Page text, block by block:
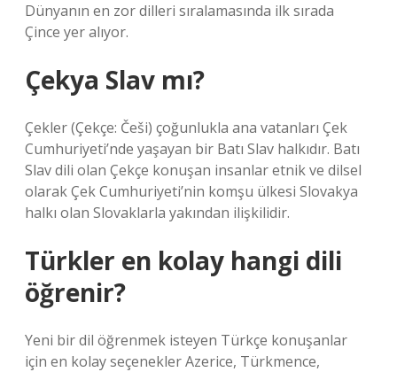
Dünyanın en zor dilleri sıralamasında ilk sırada
Çince yer alıyor.
Çekya Slav mı?
Çekler (Çekçe: Češi) çoğunlukla ana vatanları Çek
Cumhuriyeti’nde yaşayan bir Batı Slav halkıdır. Batı
Slav dili olan Çekçe konuşan insanlar etnik ve dilsel
olarak Çek Cumhuriyeti’nin komşu ülkesi Slovakya
halkı olan Slovaklarla yakından ilişkilidir.
Türkler en kolay hangi dili
öğrenir?
Yeni bir dil öğrenmek isteyen Türkçe konuşanlar
için en kolay seçenekler Azerice, Türkmence,